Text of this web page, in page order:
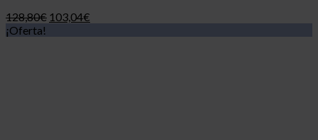
128,80€ 103,04€
¡Oferta!